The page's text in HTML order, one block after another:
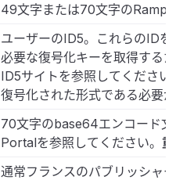
49文字または70文字の
ユーザーのID5。これらのIDを
必要な復号化キーを取得する
ID5サイトを参照してください
復号化された形式である必要が
70文字のbase64エンコード文
Portalを参照してください。重
通常フランスのパブリッシャ